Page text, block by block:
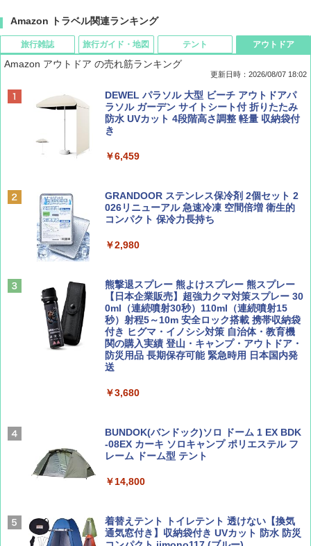
Amazon トラベル関連ランキング
旅行雑誌
ディズニーファン ２０２６年 ９月号 [雑
誌] (ＤＩＳＮＥＹ ＦＡＮ)
￥713
SOTO ミニマル"旅"財布 ランダム2種】
￥1,500
￥1,540
Coyote No.89 特集 星野道夫 夢見る旅
AIRLINE（エアライン）2026年9月号【特
集】ボーイング110周年を祝して！
￥1,760
旅行ガイド・地図
僕が見た未来【完全版】
￥0
力的な町 2026～2027 地球の歩き方D アジア
￥2,079
球の歩き方A ヨーロッパ
￥2,479
地球の歩き方 スター・ウォーズ
A26 地球の歩き方 チェコ ポーランド スロヴ
ァキア 2026～2027 地球の歩き方A ヨーロッ
テント
[キャンパーズコレクション 山善] ポップアッ
プテント 傘みたいに広げて畳める パッとサ
ッとサンシェード キューブ フルクローズ メ
ッシュ 簡単設置 ワンタッチテント キャンプ
PYKES PEAK (パイクスピーク) 着替えテン
ト プライバシー テント 【中が透けない】 1
ーチ ピクニック ポップアップテント 携帯 簡
￥4,980
ENDLESS BASE 《めざましテレビで紹介》
テント ワンタッチ RENEW 幅200 2-3人用 43
500002(88859)
￥5,999
ーティング フルクローズ メッシュ 3-4人用
簡単設置 ポップアップテント エクルベージ
ュ(BC仕様) PATC-150B(EB)
￥9,990
[キャンパーズコレクション 山善] 傘みたいに
広げるだけ パッとサッとテント キューブワ
アウトドア
Amazon アウトドア の売れ筋ランキング
更新日時：2026/08/07 18:02
DEWEL パラソル 大型 ビーチ アウトドアパ
ラソル ガーデン サイトシート付 折りたたみ
防水 UVカット 4段階高さ調整 軽量 収納袋付
き
￥6,459
GRANDOOR ステンレス保冷剤 2個セット 2
026リニューアル 急速冷凍 空間倍増 衛生的
コンパクト 保冷力長持ち
￥2,980
熊撃退スプレー 熊よけスプレー 熊スプレー
【日本企業販売】超強力クマ対策スプレー 30
0ml（連続噴射30秒）110ml（連続噴射15
秒）射程5～10m 安全ロック搭載 携帯収納袋
付き ヒグマ・イノシシ対策 自治体・教育機
関の購入実績 登山・キャンプ・アウトドア・
防災用品 長期保存可能 緊急時用 日本国内発
送
￥3,680
BUNDOK(バンドック)ソロ ドーム 1 EX BDK
-08EX カーキ ソロキャンプ ポリエステル フ
レーム ドーム型 テント
￥14,800
着替えテント トイレテント 透けない【換気
通気窓付き】収納袋付き UVカット 防水 防災